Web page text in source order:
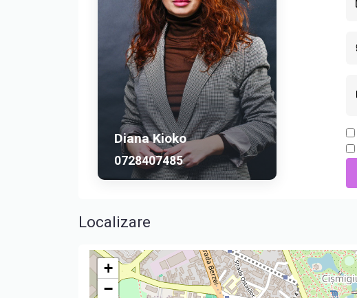
Diana Kioko
0728407485
Localizare
+
−